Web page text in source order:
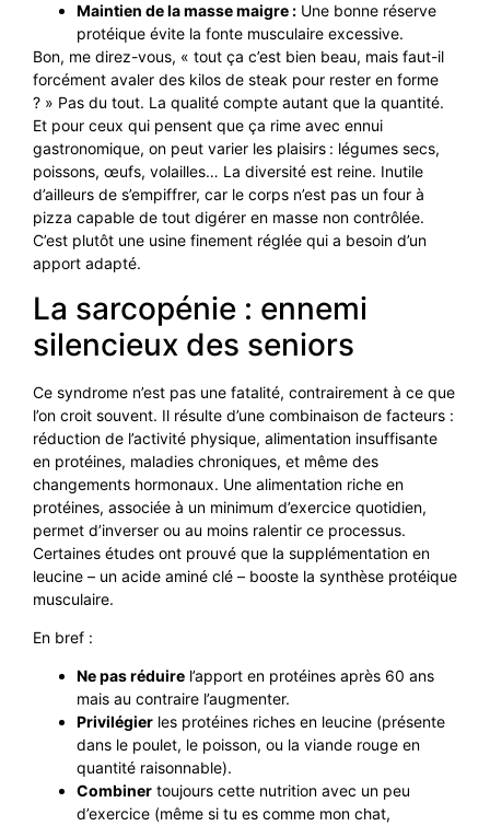
Maintien de la masse maigre : Une bonne réserve
protéique évite la fonte musculaire excessive.
Bon, me direz-vous, « tout ça c’est bien beau, mais faut-il
forcément avaler des kilos de steak pour rester en forme
? » Pas du tout. La qualité compte autant que la quantité.
Et pour ceux qui pensent que ça rime avec ennui
gastronomique, on peut varier les plaisirs : légumes secs,
poissons, œufs, volailles… La diversité est reine. Inutile
d’ailleurs de s’empiffrer, car le corps n’est pas un four à
pizza capable de tout digérer en masse non contrôlée.
C’est plutôt une usine finement réglée qui a besoin d’un
apport adapté.
La sarcopénie : ennemi
silencieux des seniors
Ce syndrome n’est pas une fatalité, contrairement à ce que
l’on croit souvent. Il résulte d’une combinaison de facteurs :
réduction de l’activité physique, alimentation insuffisante
en protéines, maladies chroniques, et même des
changements hormonaux. Une alimentation riche en
protéines, associée à un minimum d’exercice quotidien,
permet d’inverser ou au moins ralentir ce processus.
Certaines études ont prouvé que la supplémentation en
leucine – un acide aminé clé – booste la synthèse protéique
musculaire.
En bref :
Ne pas réduire l’apport en protéines après 60 ans
mais au contraire l’augmenter.
Privilégier les protéines riches en leucine (présente
dans le poulet, le poisson, ou la viande rouge en
quantité raisonnable).
Combiner toujours cette nutrition avec un peu
d’exercice (même si tu es comme mon chat,